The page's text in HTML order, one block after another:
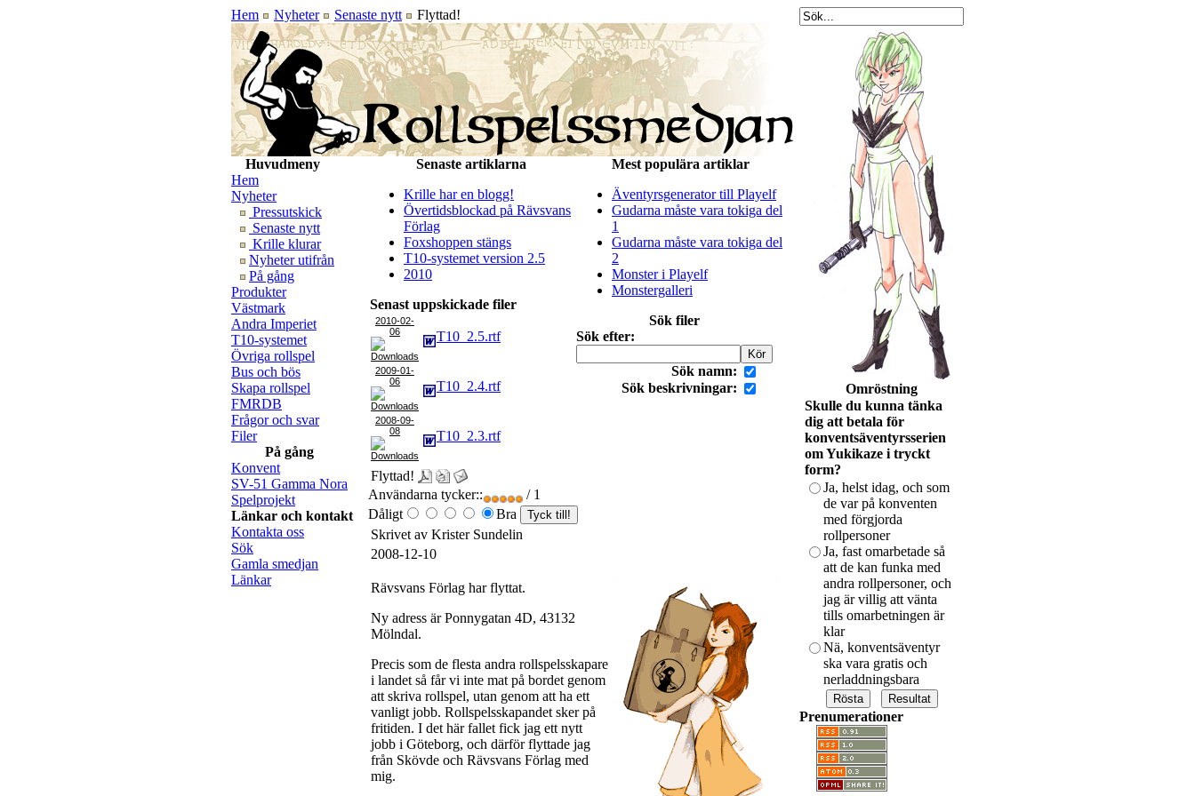
Hem Nyheter Senaste nytt Flyttad!
Huvudmeny
Hem
Nyheter
Pressutskick
Senaste nytt
Krille klurar
Nyheter utifrån
På gång
Produkter
Västmark
Andra Imperiet
T10-systemet
Övriga rollspel
Bus och bös
Skapa rollspel
FMRDB
Frågor och svar
Filer
På gång
Konvent
SV-51 Gamma Nora
Spelprojekt
Länkar och kontakt
Kontakta oss
Sök
Gamla smedjan
Länkar
Senaste artiklarna
Krille har en blogg!
Övertidsblockad på Rävsvans
Förlag
Foxshoppen stängs
T10-systemet version 2.5
2010
Senast uppskickade filer
2010-02-
06
T10_2.5.rtf
2009-01-
06
T10_2.4.rtf
2008-09-
08
T10_2.3.rtf
Mest populära artiklar
Äventyrsgenerator till Playelf
Gudarna måste vara tokiga del
1
Gudarna måste vara tokiga del
2
Monster i Playelf
Monstergalleri
Sök filer
Sök efter:
Sök namn:
Sök beskrivningar:
Flyttad!
Användarna tycker::
/ 1
Dåligt
Bra
Skrivet av Krister Sundelin
2008-12-10
Rävsvans Förlag har flyttat.
Ny adress är Ponnygatan 4D, 43132
Mölndal.
Precis som de flesta andra rollspelsskapare
i landet så får vi inte mat på bordet genom
att skriva rollspel, utan genom att ha ett
vanligt jobb. Rollspelsskapandet sker på
fritiden. I det här fallet fick jag ett nytt
jobb i Göteborg, och därför flyttade jag
från Skövde och Rävsvans Förlag med
mig.
Omröstning
Skulle du kunna tänka
dig att betala för
konventsäventyrsserien
om Yukikaze i tryckt
form?
Ja, helst idag, och som
de var på konventen
med förgjorda
rollpersoner
Ja, fast omarbetade så
att de kan funka med
andra rollpersoner, och
jag är villig att vänta
tills omarbetningen är
klar
Nä, konventsäventyr
ska vara gratis och
nerladdningsbara
Prenumerationer